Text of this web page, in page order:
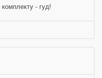
- гуд!